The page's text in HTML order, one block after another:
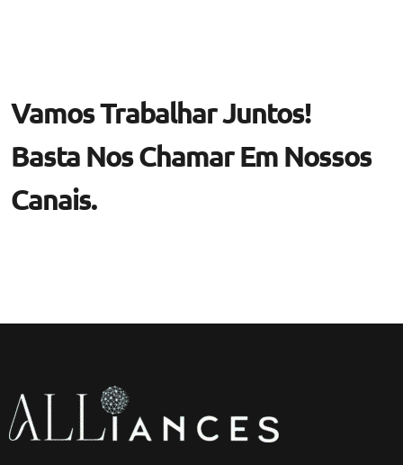
Vamos Trabalhar Juntos!
Basta Nos Chamar Em Nossos
Canais.